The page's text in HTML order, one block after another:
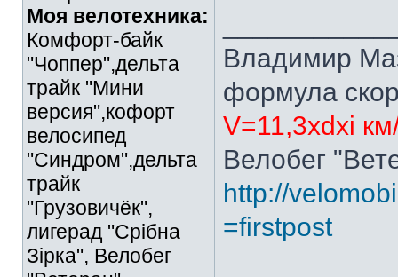
Моя велотехника:
Комфорт-байк
"Чоппер",дельта
трайк "Мини
версия",кофорт
велосипед
"Синдром",дельта
трайк
"Грузовичёк",
лигерад "Срібна
Зірка", Велобег
Владимир
формула
V=11,3xdxi
Велобег
http://
=firstpost